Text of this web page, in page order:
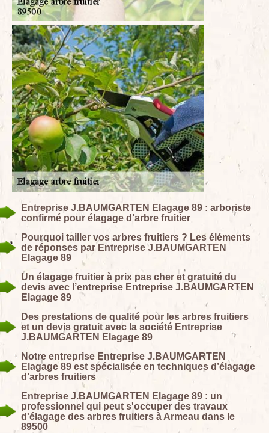
Entreprise J.BAUMGARTEN Elagage 89 : arboriste
confirmé pour élagage d’arbre fruitier
Pourquoi tailler vos arbres fruitiers ? Les éléments
de réponses par Entreprise J.BAUMGARTEN
Elagage 89
Un élagage fruitier à prix pas cher et gratuité du
devis avec l’entreprise Entreprise J.BAUMGARTEN
Elagage 89
Des prestations de qualité pour les arbres fruitiers
et un devis gratuit avec la société Entreprise
J.BAUMGARTEN Elagage 89
Notre entreprise Entreprise J.BAUMGARTEN
Elagage 89 est spécialisée en techniques d’élagage
d’arbres fruitiers
Entreprise J.BAUMGARTEN Elagage 89 : un
professionnel qui peut s'occuper des travaux
d'élagage des arbres fruitiers à Armeau dans le
89500